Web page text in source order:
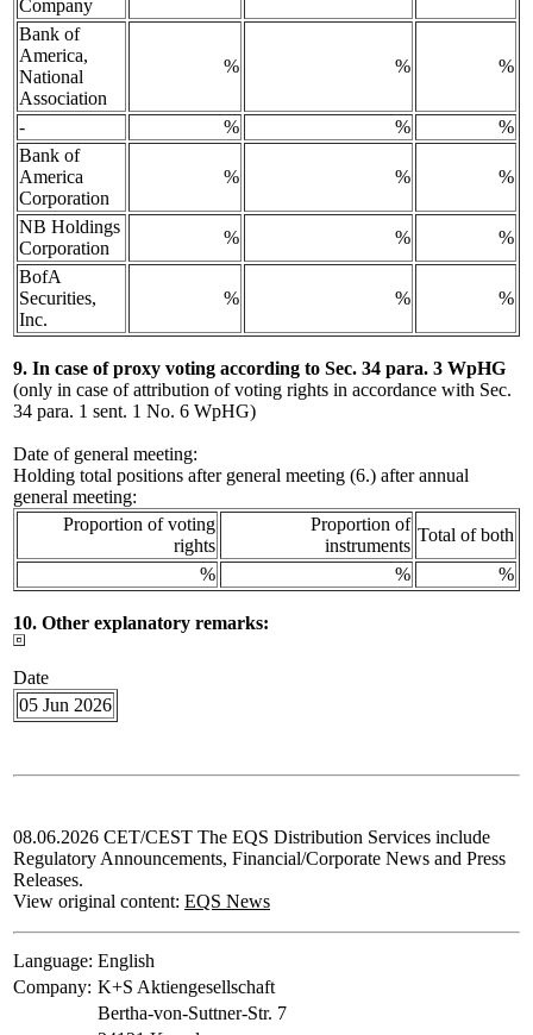
Company
Bank of
America,
National
Association
% % %
- % %
%
Bank of
America
Corporation
% % %
NB Holdings
Corporation
% %
%
BofA
Securities,
Inc.
% % %
9. In case of proxy voting according to Sec. 34 para. 3 WpHG
(only in case of attribution of voting rights in accordance with Sec.
34 para. 1 sent. 1 No. 6 WpHG)
Date of general meeting:
Holding total positions after general meeting (6.) after annual
general meeting:
Proportion of voting
rights
Proportion of
instruments
Total of both
%
% %
10. Other explanatory remarks:
Date
05 Jun 2026
08.06.2026 CET/CEST The EQS Distribution Services include
Regulatory Announcements, Financial/Corporate News and Press
Releases.
View original content: EQS News
Language: English
Company: K+S Aktiengesellschaft
Bertha-von-Suttner-Str. 7